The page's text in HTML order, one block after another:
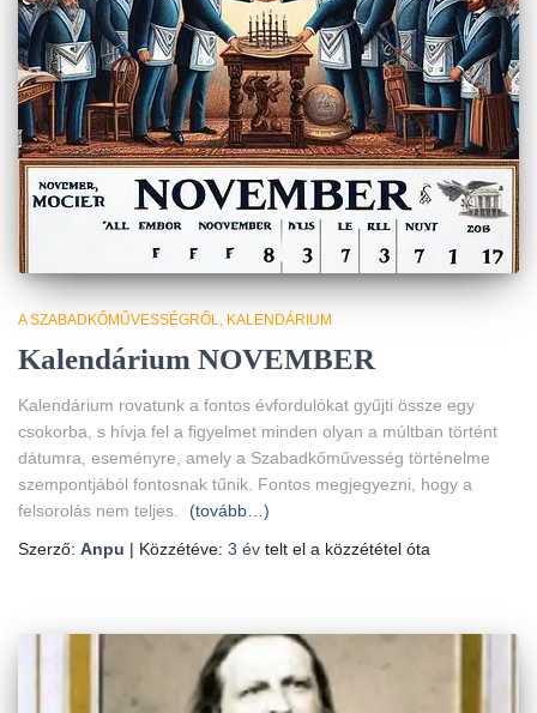
A SZABADKŐMŰVESSÉGRŐL KALENDÁRIUM
Kalendárium NOVEMBER
Kalendárium rovatunk a fontos évfordulókat gyűjti össze egy
csokorba, s hívja fel a figyelmet minden olyan a múltban történt
dátumra, eseményre, amely a Szabadkőművesség történelme
szempontjából fontosnak tűnik. Fontos megjegyezni, hogy a
felsorolás nem teljes.
(tovább…)
Szerző: Anpu | Közzétéve: 3 év telt el a közzététel óta